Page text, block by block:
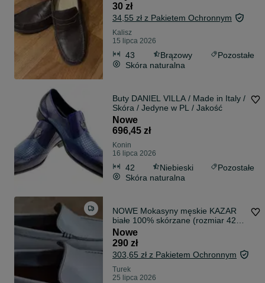
30 zł
34,55 zł z Pakietem Ochronnym
Kalisz
15 lipca 2026
43 Brązowy
Pozostałe
Skóra naturalna
Buty DANIEL VILLA / Made in Italy /
Skóra / Jedyne w PL / Jakość
Nowe
696,45 zł
Konin
16 lipca 2026
42 Niebieski
Pozostałe
Skóra naturalna
NOWE Mokasyny męskie KAZAR
białe 100% skórzane (rozmiar 42)
ORYGINALNE
Nowe
290 zł
303,65 zł z Pakietem Ochronnym
Turek
25 lipca 2026